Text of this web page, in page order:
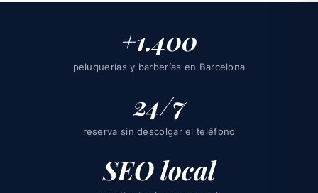
+1.400
peluquerías y barberías en Barcelona
24/7
reserva sin descolgar el teléfono
SEO local